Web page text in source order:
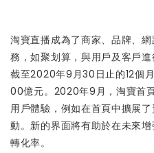
淘寶直播成為了商家、品牌、
務，如聚划算，與用戶及客戶
截至2020年9月30日止的12個
00億元。2020年9月，淘寶首
用戶體驗，例如在首頁中擴展
動。新的界面將有助於在未來
轉化率。